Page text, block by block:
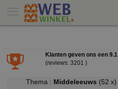
Klanten geven ons een 9.1
(reviews: 3201 )
Thema : Middeleeuws (52 x)